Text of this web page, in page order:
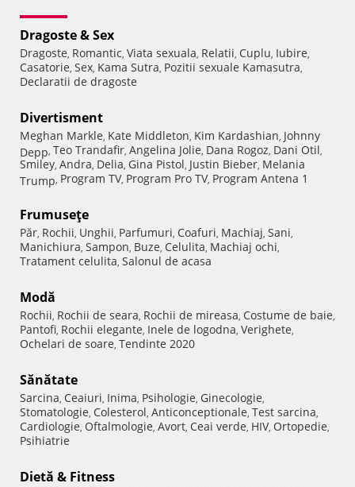
Dragoste & Sex
Dragoste, Romantic, Viata sexuala, Relatii, Cuplu, Iubire,
Casatorie, Sex, Kama Sutra, Pozitii sexuale Kamasutra,
Declaratii de dragoste
Divertisment
Meghan Markle, Kate Middleton, Kim Kardashian, Johnny
Depp, Teo Trandafir, Angelina Jolie, Dana Rogoz, Dani Otil,
Smiley, Andra, Delia, Gina Pistol, Justin Bieber, Melania
Trump, Program TV, Program Pro TV, Program Antena 1
Frumuseţe
Păr, Rochii, Unghii, Parfumuri, Coafuri, Machiaj, Sani,
Manichiura, Sampon, Buze, Celulita, Machiaj ochi,
Tratament celulita, Salonul de acasa
Modă
Rochii, Rochii de seara, Rochii de mireasa, Costume de baie,
Pantofi, Rochii elegante, Inele de logodna, Verighete,
Ochelari de soare, Tendinte 2020
Sănătate
Sarcina, Ceaiuri, Inima, Psihologie, Ginecologie,
Stomatologie, Colesterol, Anticonceptionale, Test sarcina,
Cardiologie, Oftalmologie, Avort, Ceai verde, HIV, Ortopedie,
Psihiatrie
Dietă & Fitness